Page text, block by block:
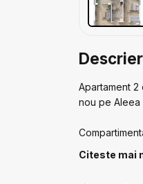
Apartament
nou pe Aleea
Image și
Citeste mai